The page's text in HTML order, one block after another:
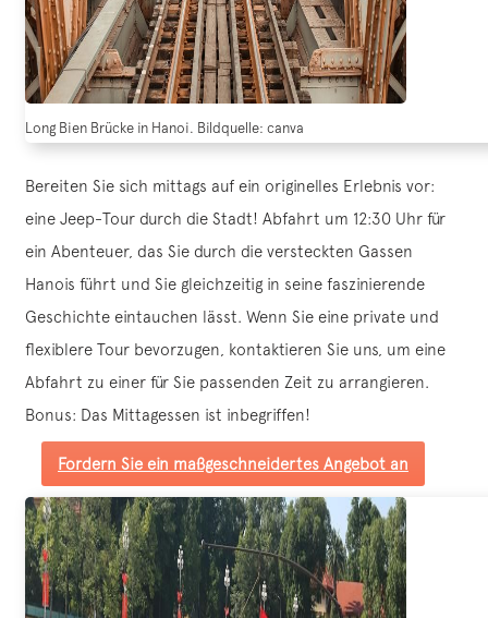
Long Bien Brücke in Hanoi. Bildquelle: canva
Bereiten Sie sich mittags auf ein originelles Erlebnis vor:
eine Jeep-Tour durch die Stadt! Abfahrt um 12:30 Uhr für
ein Abenteuer, das Sie durch die versteckten Gassen
Hanois führt und Sie gleichzeitig in seine faszinierende
Geschichte eintauchen lässt. Wenn Sie eine private und
flexiblere Tour bevorzugen, kontaktieren Sie uns, um eine
Abfahrt zu einer für Sie passenden Zeit zu arrangieren.
Bonus: Das Mittagessen ist inbegriffen!
Fordern Sie ein maßgeschneidertes Angebot an